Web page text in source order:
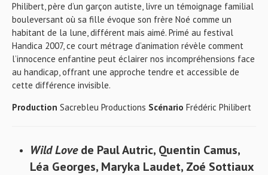
Philibert, père d’un garçon autiste, livre un témoignage familial
bouleversant où sa fille évoque son frère Noé comme un
habitant de la lune, différent mais aimé. Primé au festival
Handica 2007, ce court métrage d’animation révèle comment
l’innocence enfantine peut éclairer nos incompréhensions face
au handicap, offrant une approche tendre et accessible de
cette différence invisible.
Production Sacrebleu Productions Scénario Frédéric Philibert
Wild Lovede Paul Autric, Quentin Camus,
Léa Georges, Maryka Laudet, Zoé Sottiaux